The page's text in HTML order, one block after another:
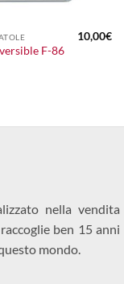
F-86
10,00€
nella vendita
ben 15 anni
mondo.